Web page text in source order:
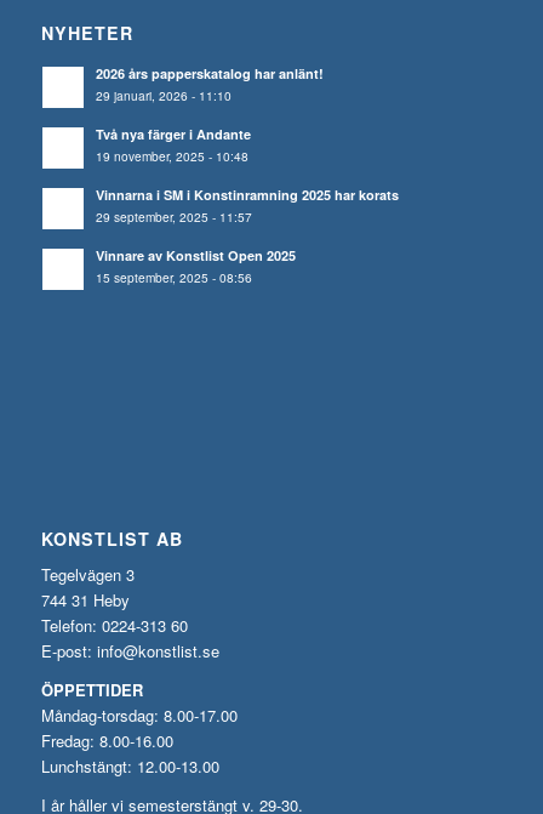
NYHETER
2026 års papperskatalog har anlänt!
29 januari, 2026 - 11:10
Två nya färger i Andante
19 november, 2025 - 10:48
Vinnarna i SM i Konstinramning 2025 har korats
29 september, 2025 - 11:57
Vinnare av Konstlist Open 2025
15 september, 2025 - 08:56
KONSTLIST AB
Tegelvägen 3
744 31 Heby
Telefon: 0224-313 60
E-post: info@konstlist.se
ÖPPETTIDER
Måndag-torsdag: 8.00-17.00
Fredag: 8.00-16.00
Lunchstängt: 12.00-13.00
I år håller vi semesterstängt v. 29-30.